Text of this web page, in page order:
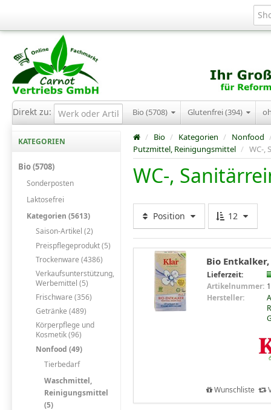
Direkt zu: Bio (5708) Glutenfrei (394)
KATEGORIEN
Bio (5708)
Sonderposten
Laktosefrei
Kategorien (5613)
Saison-Artikel (2)
Preispflegeprodukt (5)
Trockenware (4386)
Verkaufsunterstützung,
Werbemittel (5)
Frischware (356)
Getränke (489)
Körperpflege und
Kosmetik (96)
Nonfood (49)
Tierbedarf
Waschmittel,
Reinigungsmittel
(5)
/ Bio / Kategorien / Nonfood
Putzmittel, Reinigungsmittel / WC-,
WC-,
Position 12
Bio
Lieferzeit:
Artikelnummer:
Hersteller:
Wunschliste